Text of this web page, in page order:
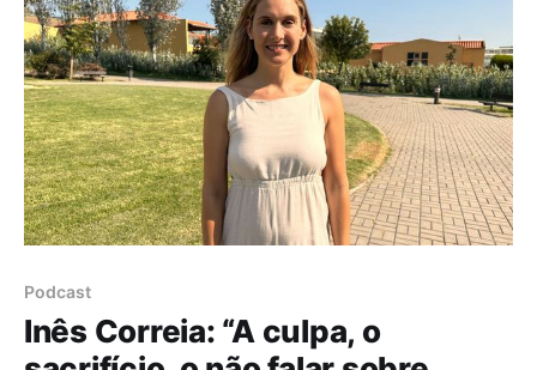
Nações Unidas (ONU) e confessa que a sua missão é
“ter
Podcast
Inês Correia: “A culpa, o